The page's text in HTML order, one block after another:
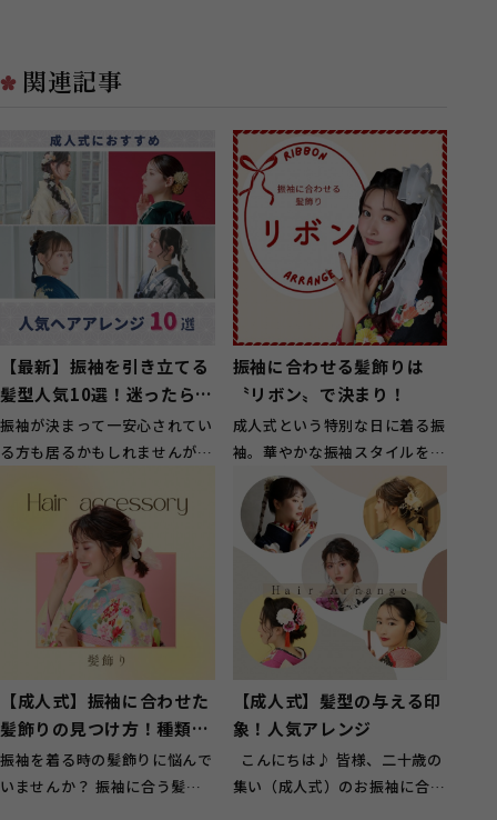
関連記事
【最新】振袖を引き立てる
髪型人気10選！迷ったらコ
レを見て
振袖が決まって一安心されてい
る方も居るかもしれませんが、
が髪型です...
振袖に合わせる髪飾りは
〝リボン〟で決まり！
成人式という特別な日に着る振
袖。華やかな振袖スタイルをさ
らに引き立ててくれるのが「髪
飾り」です...
【成人式】振袖に合わせた
髪飾りの見つけ方！種類や
相場金額まで
振袖を着る時の髪飾りに悩んで
いませんか？ 振袖に合う髪飾
【成人式】髪型の与える印
象！人気アレンジ
こんにちは♪ 皆様、二十歳の
集い（成人式）のお振袖に合わ